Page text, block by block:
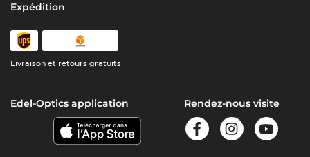
Expédition
Livraison et retours gratuits
Edel-Optics application Rendez-nous visite